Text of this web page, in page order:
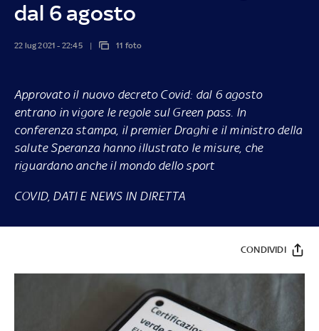
dal 6 agosto
22 lug 2021 - 22:45 11 foto
Approvato il nuovo decreto Covid: dal 6 agosto
entrano in vigore le regole sul Green pass. In
conferenza stampa, il premier Draghi e il ministro della
salute Speranza hanno illustrato le misure, che
riguardano anche il mondo dello sport
COVID, DATI E NEWS IN DIRETTA
CONDIVIDI